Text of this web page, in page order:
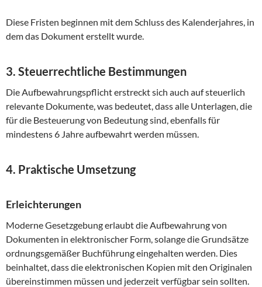
Diese Fristen beginnen mit dem Schluss des Kalenderjahres, in
dem das Dokument erstellt wurde.
3. Steuerrechtliche Bestimmungen
Die Aufbewahrungspflicht erstreckt sich auch auf steuerlich
relevante Dokumente, was bedeutet, dass alle Unterlagen, die
für die Besteuerung von Bedeutung sind, ebenfalls für
mindestens 6 Jahre aufbewahrt werden müssen.
4. Praktische Umsetzung
Erleichterungen
Moderne Gesetzgebung erlaubt die Aufbewahrung von
Dokumenten in elektronischer Form, solange die Grundsätze
ordnungsgemäßer Buchführung eingehalten werden. Dies
beinhaltet, dass die elektronischen Kopien mit den Originalen
übereinstimmen müssen und jederzeit verfügbar sein sollten.